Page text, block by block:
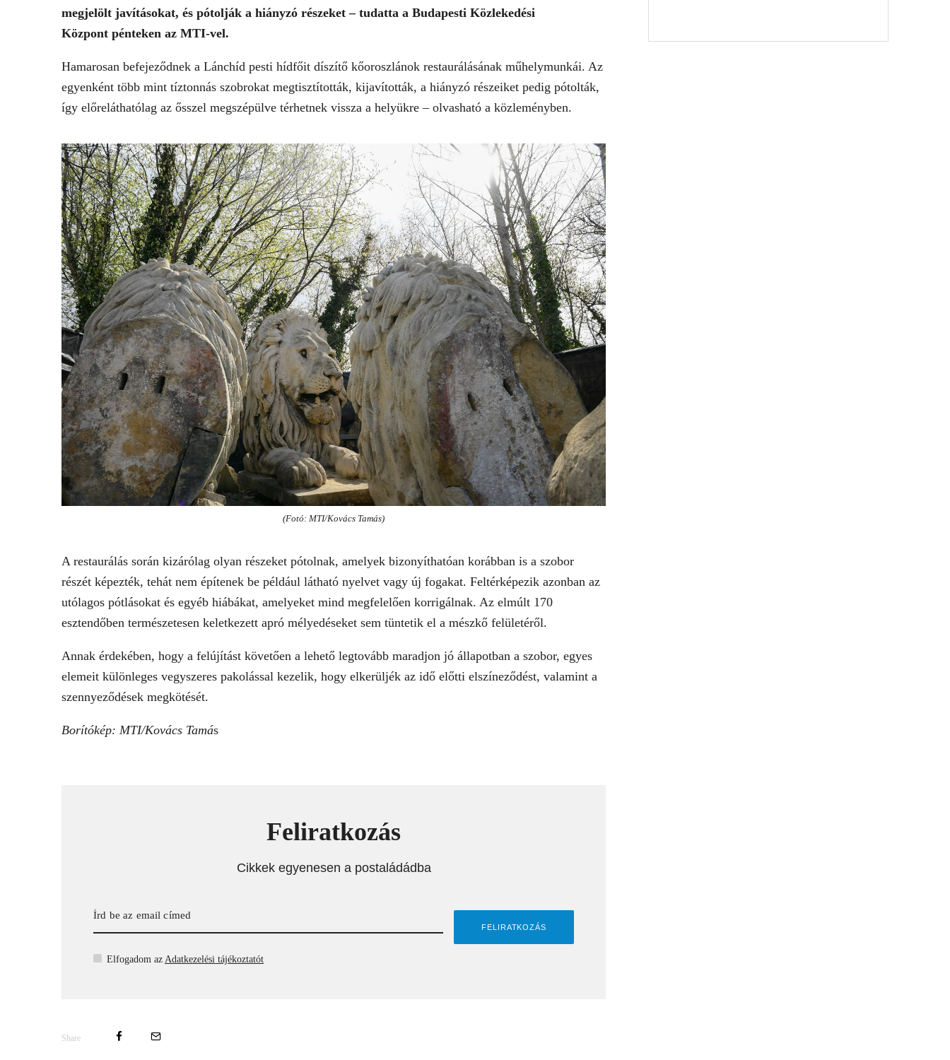
megjelölt javításokat, és pótolják a hiányzó részeket – tudatta a Budapesti Közlekedési
Központ pénteken az MTI-vel.
Hamarosan befejeződnek a Lánchíd pesti hídfőit díszítő kőoroszlánok restaurálásának műhelymunkái. Az
egyenként több mint tíztonnás szobrokat megtisztították, kijavították, a hiányzó részeiket pedig pótolták,
így előreláthatólag az ősszel megszépülve térhetnek vissza a helyükre – olvasható a közleményben.
(Fotó: MTI/Kovács Tamás)
A restaurálás során kizárólag olyan részeket pótolnak, amelyek bizonyíthatóan korábban is a szobor
részét képezték, tehát nem építenek be például látható nyelvet vagy új fogakat. Feltérképezik azonban az
utólagos pótlásokat és egyéb hiábákat, amelyeket mind megfelelően korrigálnak. Az elmúlt 170
esztendőben természetesen keletkezett apró mélyedéseket sem tüntetik el a mészkő felületéről.
Annak érdekében, hogy a felújítást követően a lehető legtovább maradjon jó állapotban a szobor, egyes
elemeit különleges vegyszeres pakolással kezelik, hogy elkerüljék az idő előtti elszíneződést, valamint a
szennyeződések megkötését.
Borítókép: MTI/Kovács Tamás
Feliratkozás
Cikkek egyenesen a postaládádba
Elfogadom az Adatkezelési tájékoztatót
Share